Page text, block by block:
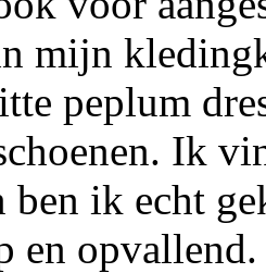
mijn
peplum
Ik
ben ik echt
en opvallend.